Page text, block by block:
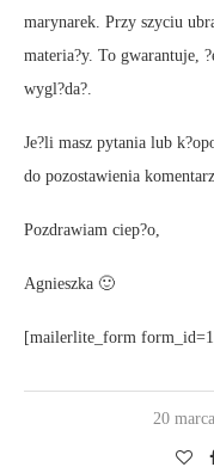
marynarek. Przy szyciu
materia?y. To gwarantuje,
wygl?da?.
Je?li masz pytania lub
do pozostawienia
Pozdrawiam ciep?o,
Agnieszka 🙂
[mailerlite_form
20